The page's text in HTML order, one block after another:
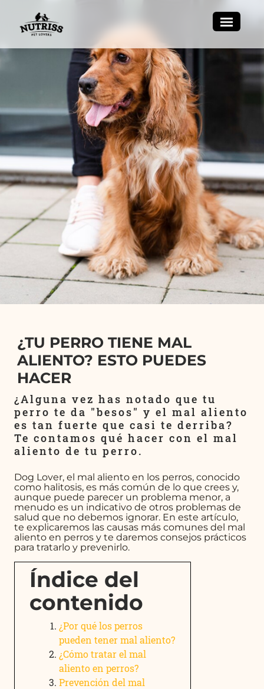
¿TU PERRO TIENE MAL
ALIENTO? ESTO PUEDES
HACER
¿Alguna vez has notado que tu
perro te da "besos" y el mal aliento
es tan fuerte que casi te derriba?
Te contamos qué hacer con el mal
aliento de tu perro.
Dog Lover, el mal aliento en los perros, conocido
como halitosis, es más común de lo que crees y,
aunque puede parecer un problema menor, a
menudo es un indicativo de otros problemas de
salud que no debemos ignorar. En este artículo,
te explicaremos las causas más comunes del mal
aliento en perros y te daremos consejos prácticos
para tratarlo y prevenirlo.
Índice del
contenido
¿Por qué los perros
pueden tener mal aliento?
¿Cómo tratar el mal
aliento en perros?
Prevención del mal